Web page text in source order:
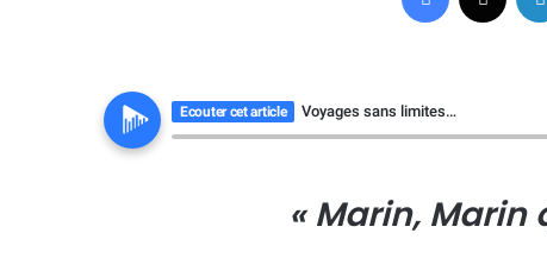
Ecouter cet article Voyages sans limites…
« Marin, Marin